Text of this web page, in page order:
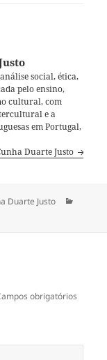
social, ética,
pelo ensino,
cultural, com
e a
em Portugal,
Duarte Justo
Duarte Justo
obrigatórios